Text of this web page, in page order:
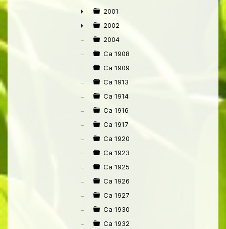
►
2001
►
2002
2004
Ca 1908
Ca 1909
Ca 1913
Ca 1914
Ca 1916
Ca 1917
Ca 1920
Ca 1923
Ca 1925
Ca 1926
Ca 1927
Ca 1930
Ca 1932